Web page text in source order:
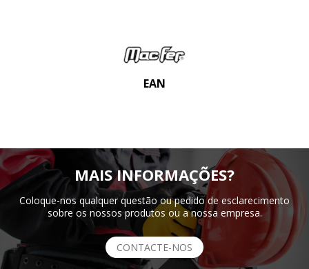
EAN
MAIS INFORMAÇÕES?
Coloque-nos qualquer questão ou pedido de esclarecimento
sobre os nossos produtos ou a nossa empresa.
CONTACTE-NOS